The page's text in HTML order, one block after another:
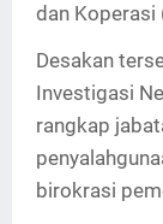
dan Koperasi
Desakan
Investigasi
rangkap
birokrasi